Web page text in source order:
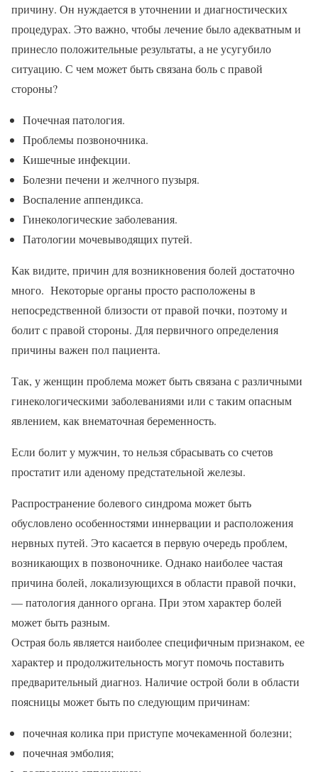
причину. Он нуждается в уточнении и диагностических
процедурах. Это важно, чтобы лечение было адекватным и
принесло положительные результаты, а не усугубило
ситуацию. С чем может быть связана боль с правой
стороны?
Почечная патология.
Проблемы позвоночника.
Кишечные инфекции.
Болезни печени и желчного пузыря.
Воспаление аппендикса.
Гинекологические заболевания.
Патологии мочевыводящих путей.
Как видите, причин для возникновения болей достаточно
много. Некоторые органы просто расположены в
непосредственной близости от правой почки, поэтому и
болит с правой стороны. Для первичного определения
причины важен пол пациента.
Так, у женщин проблема может быть связана с различными
гинекологическими заболеваниями или с таким опасным
явлением, как внематочная беременность.
Если болит у мужчин, то нельзя сбрасывать со счетов
простатит или аденому предстательной железы.
Распространение болевого синдрома может быть
обусловлено особенностями иннервации и расположения
нервных путей. Это касается в первую очередь проблем,
возникающих в позвоночнике. Однако наиболее частая
причина болей, локализующихся в области правой почки,
— патология данного органа. При этом характер болей
может быть разным.
Острая боль является наиболее специфичным признаком, ее
характер и продолжительность могут помочь поставить
предварительный диагноз. Наличие острой боли в области
поясницы может быть по следующим причинам:
почечная колика при приступе мочекаменной болезни;
почечная эмболия;